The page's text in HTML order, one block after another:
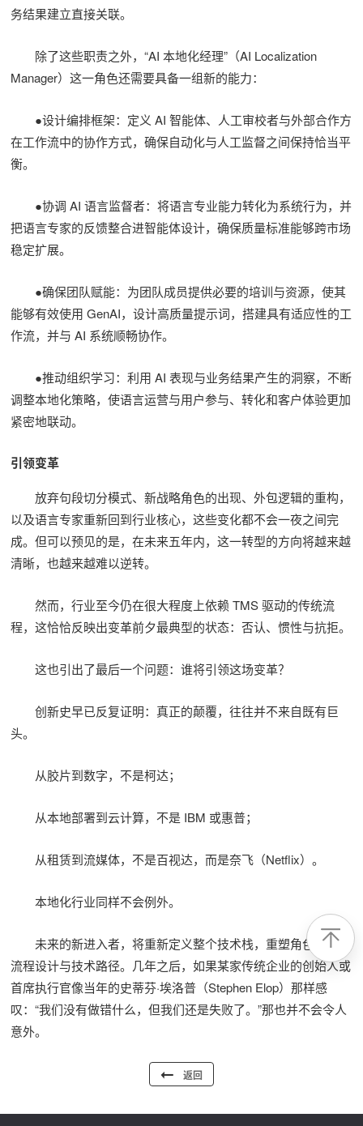
务结果建立直接关联。
除了这些职责之外，“AI 本地化经理”（AI Localization
Manager）这一角色还需要具备一组新的能力：
●设计编排框架：定义 AI 智能体、人工审校者与外部合作方
在工作流中的协作方式，确保自动化与人工监督之间保持恰当平
衡。
●协调 AI 语言监督者：将语言专业能力转化为系统行为，并
把语言专家的反馈整合进智能体设计，确保质量标准能够跨市场
稳定扩展。
●确保团队赋能：为团队成员提供必要的培训与资源，使其
能够有效使用 GenAI，设计高质量提示词，搭建具有适应性的工
作流，并与 AI 系统顺畅协作。
●推动组织学习：利用 AI 表现与业务结果产生的洞察，不断
调整本地化策略，使语言运营与用户参与、转化和客户体验更加
紧密地联动。
引领变革
放弃句段切分模式、新战略角色的出现、外包逻辑的重构，
以及语言专家重新回到行业核心，这些变化都不会一夜之间完
成。但可以预见的是，在未来五年内，这一转型的方向将越来越
清晰，也越来越难以逆转。
然而，行业至今仍在很大程度上依赖 TMS 驱动的传统流
程，这恰恰反映出变革前夕最典型的状态：否认、惯性与抗拒。
这也引出了最后一个问题：谁将引领这场变革？
创新史早已反复证明：真正的颠覆，往往并不来自既有巨
头。
从胶片到数字，不是柯达；
从本地部署到云计算，不是 IBM 或惠普；
从租赁到流媒体，不是百视达，而是奈飞（Netflix）。
本地化行业同样不会例外。
未来的新进入者，将重新定义整个技术栈，重塑角色分工、
流程设计与技术路径。几年之后，如果某家传统企业的创始人或
首席执行官像当年的史蒂芬·埃洛普（Stephen Elop）那样感
叹：“我们没有做错什么，但我们还是失败了。”那也并不会令人
意外。
返回